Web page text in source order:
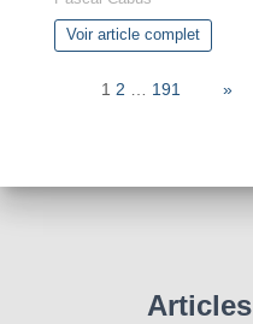
Voir article complet
1 2 191 »